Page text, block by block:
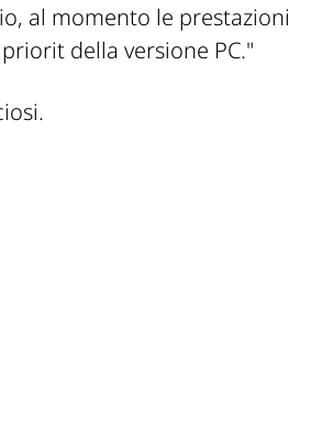
al momento le prestazioni
della versione PC."